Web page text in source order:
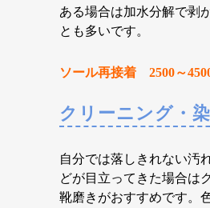
ある場合は加水分解で剥
とも多いです。
ソール再接着 2500～
クリーニング・
自分では落しきれない汚
どが目立ってきた場合は
靴磨きがおすすめです。